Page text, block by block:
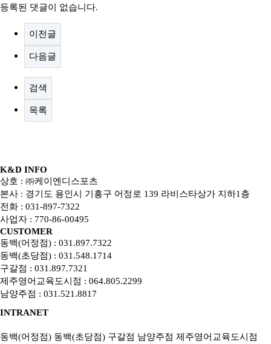
등록된 댓글이 없습니다.
이전글
다음글
검색
목록
K&D INFO
상호 : ㈜케이엔디스포츠
본사 : 경기도 용인시 기흥구 어정로 139 라비스타상가 지하1층
전화 : 031-897-7322
사업자 : 770-86-00495
CUSTOMER
동백(어정점) : 031.897.7322
동백(초당점) : 031.548.1714
구갈점 : 031.897.7321
제주영어교육도시점 : 064.805.2299
남양주점 : 031.521.8817
INTRANET
동백(어정점) 동백(초당점) 구갈점 남양주점 제주영어교육도시점